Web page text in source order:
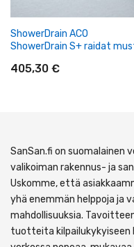
ShowerDrain ACO
ShowerDrain S+ raidat
405,30 €
SanSan.fi on suomalainen
valikoiman rakennus- ja
Uskomme, että
yhä enemmän helppoja ja
mahdollisuuksia.
tuotteita kilpailukykyiseen